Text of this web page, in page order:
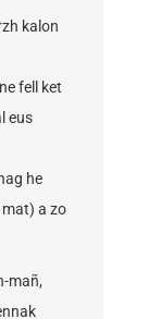
kalon
fell ket
eus
he
a zo
mañ,